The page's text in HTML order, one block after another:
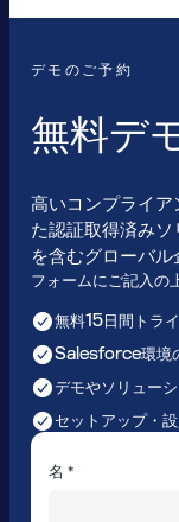
デモのご予約
無料デ
高いコンプライ
た認証取得済み
を含むグローバ
フォームにご記入の
無料15日間トラ
Salesforce環境
デモやソリュー
セットアップ・
名 *